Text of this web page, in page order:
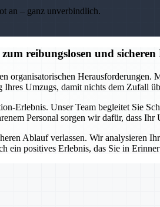
an – ganz unverbindlich.
reibungslosen und
Umzugs, damit nichts dem Zufall
Erlebnis. Unser Team begleitet Sie
Personal sorgen wir dafür, dass
Ablauf verlassen. Wir analysieren
positives Erlebnis, das Sie in